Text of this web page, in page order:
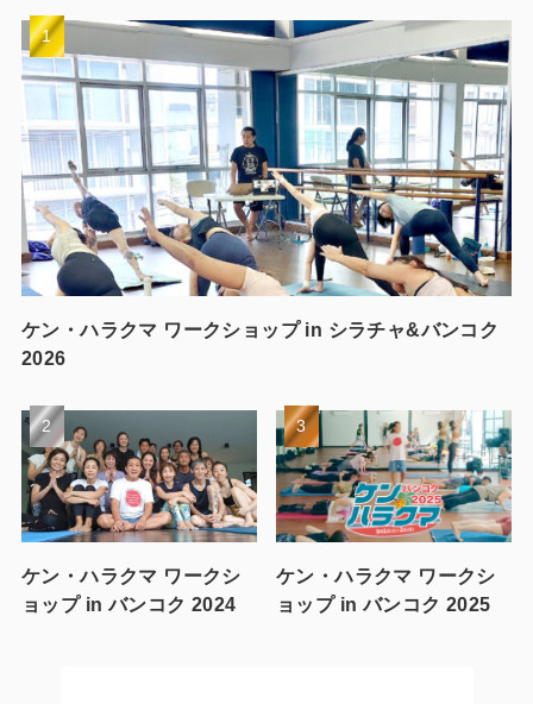
ケン・ハラクマ ワークショップ in シラチャ&バンコク
2026
ケン・ハラクマ ワークシ
ョップ in バンコク 2024
ケン・ハラクマ ワークシ
ョップ in バンコク 2025